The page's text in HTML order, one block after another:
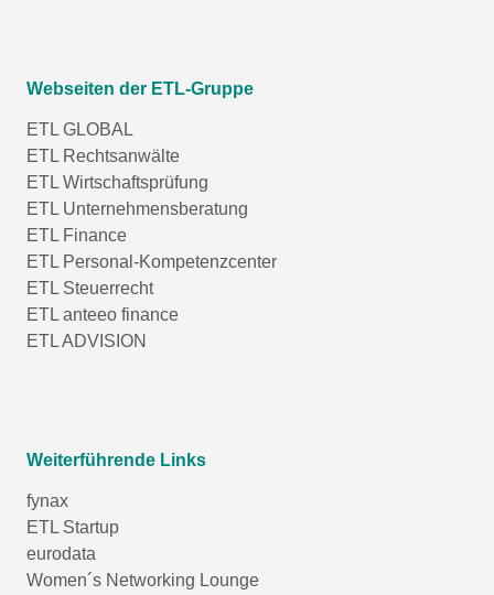
Webseiten der ETL-Gruppe
ETL GLOBAL
ETL Rechtsanwälte
ETL Wirtschaftsprüfung
ETL Unternehmensberatung
ETL Finance
ETL Personal-Kompetenzcenter
ETL Steuerrecht
ETL anteeo finance
ETL ADVISION
Weiterführende Links
fynax
ETL Startup
eurodata
Women´s Networking Lounge